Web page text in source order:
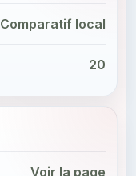
Comparatif local
20
Voir la page